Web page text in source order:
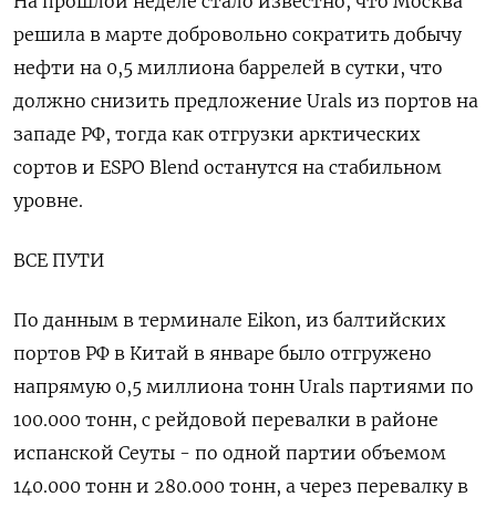
решила в марте добровольно сократить добычу
нефти на 0,5 миллиона баррелей в сутки, что
должно снизить предложение Urals из портов на
западе РФ, тогда как отгрузки арктических
сортов и ESPO Blend останутся на стабильном
уровне.
ВСЕ ПУТИ
По данным в терминале Eikon, из балтийских
портов РФ в Китай в январе было отгружено
напрямую 0,5 миллиона тонн Urals партиями по
100.000 тонн, с рейдовой перевалки в районе
испанской Сеуты - по одной партии объемом
140.000 тонн и 280.000 тонн, а через перевалку в